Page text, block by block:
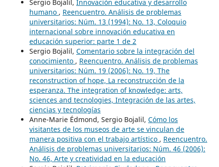
Sergio Bojalil, Innovación educativa y desarrollo
humano , Reencuentro. Análisis de problemas
universitarios: Núm. 13 (1994): No. 13, Coloquio
internacional sobre innovación educativa en
educación superior: parte 1 de 2
Sergio Bojalil, Comentario sobre la integración del
conocimiento , Reencuentro. Análisis de problemas
universitarios: Núm. 19 (2006): No. 19, The
reconstruction of hope, La reconstrucción de la
esperanza. The integration of knowledge: arts,
sciences and tecnologies, Integración de las artes,
ciencias y tecnologías
Anne-Marie Édmond, Sergio Bojalil, Cómo los
visitantes de los museos de arte se vinculan de
manera positiva con el trabajo artístico , Reencuentro.
Análisis de problemas universitarios: Núm. 46 (2006):
No. 46, Arte y creatividad en la educación